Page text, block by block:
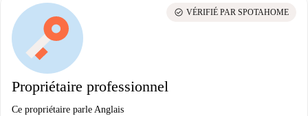
Propriétaire professionnel
Ce propriétaire parle Anglais
check_circle VÉRIFIÉ PAR SPOTAHOME